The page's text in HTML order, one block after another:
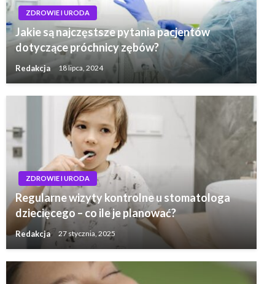
ZDROWIE I URODA
Jakie są najczęstsze pytania pacjentów
dotyczące próchnicy zębów?
Redakcja 18 lipca, 2024
ZDROWIE I URODA
Regularne wizyty kontrolne u stomatologa
dziecięcego – co ile je planować?
Redakcja 27 stycznia, 2025